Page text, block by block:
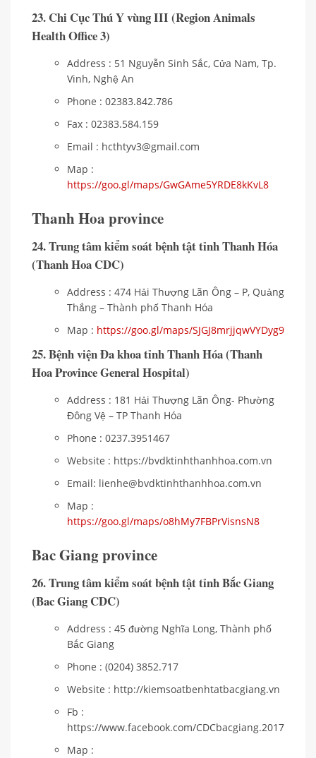
23. Chi Cục Thú Y vùng III (Region Animals
Health Office 3)
Address : 51 Nguyễn Sinh Sắc, Cửa Nam, Tp.
Vinh, Nghệ An
Phone : 02383.842.786
Fax : 02383.584.159
Email : hcthtyv3@gmail.com
Map :
https://goo.gl/maps/GwGAme5YRDE8kKvL8
Thanh Hoa province
24. Trung tâm kiểm soát bệnh tật tỉnh Thanh Hóa
(Thanh Hoa CDC)
Address : 474 Hải Thượng Lãn Ông – P, Quảng
Thắng – Thành phố Thanh Hóa
Map : https://goo.gl/maps/SJGJ8mrjjqwVYDyg9
25. Bệnh viện Đa khoa tỉnh Thanh Hóa (Thanh
Hoa Province General Hospital)
Address : 181 Hải Thượng Lãn Ông- Phường
Đông Vệ – TP Thanh Hóa
Phone : 0237.3951467
Website : https://bvdktinhthanhhoa.com.vn
Email: lienhe@bvdktinhthanhhoa.com.vn
Map :
https://goo.gl/maps/o8hMy7FBPrVisnsN8
Bac Giang province
26. Trung tâm kiểm soát bệnh tật tỉnh Bắc Giang
(Bac Giang CDC)
Address : 45 đường Nghĩa Long, Thành phố
Bắc Giang
Phone : (0204) 3852.717
Website : http://kiemsoatbenhtatbacgiang.vn
Fb :
https://www.facebook.com/CDCbacgiang.2017
Map :